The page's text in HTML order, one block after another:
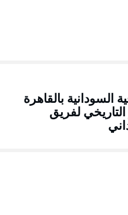
السودانية بالقاهرة
التاريخي لفريق